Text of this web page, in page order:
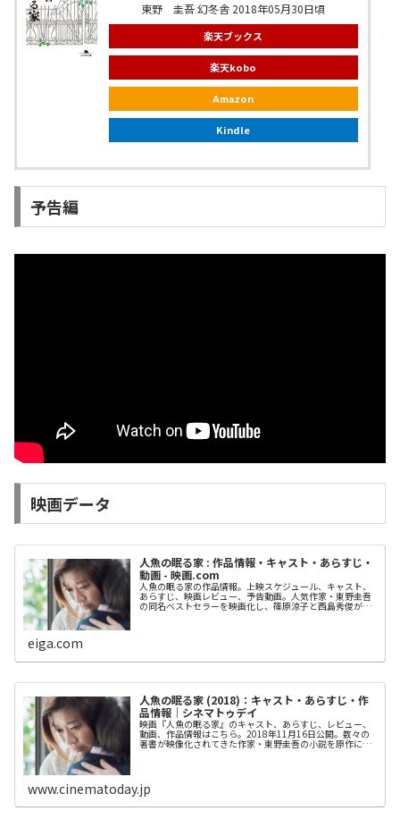
東野 圭吾 幻冬舎 2018年05月30日頃
楽天ブックス
楽天kobo
Amazon
Kindle
予告編
映画データ
人魚の眠る家 : 作品情報・キャスト・あらすじ・
動画 - 映画.com
人魚の眠る家の作品情報。上映スケジュール、キャスト、
あらすじ、映画レビュー、予告動画。人気作家・東野圭吾
の同名ベストセラーを映画化し、篠原涼子と西島秀俊が夫
eiga.com
人魚の眠る家 (2018)：キャスト・あらすじ・作
品情報｜シネマトゥデイ
映画『人魚の眠る家』のキャスト、あらすじ、レビュー、
動画、作品情報はこちら。2018年11月16日公開。数々の
著書が映像化されてきた作家・東野圭吾の小説を原作にし
www.cinematoday.jp